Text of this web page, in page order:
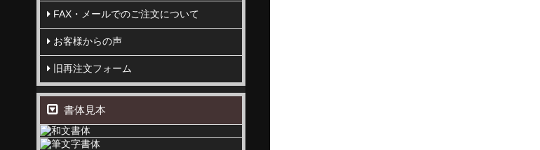
FAX・メールでのご注文について
お客様からの声
旧再注文フォーム
書体見本